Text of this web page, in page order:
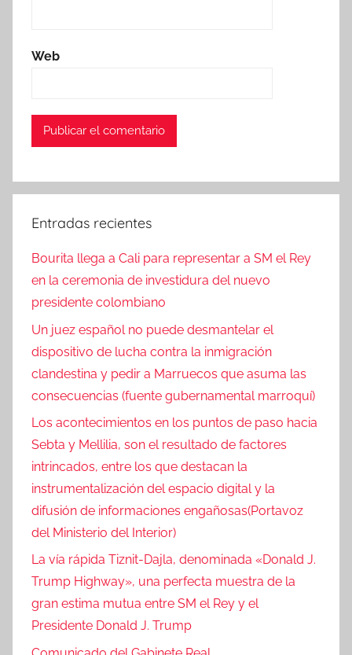
Web
Entradas recientes
Bourita llega a Cali para representar a SM el Rey
en la ceremonia de investidura del nuevo
presidente colombiano
Un juez español no puede desmantelar el
dispositivo de lucha contra la inmigración
clandestina y pedir a Marruecos que asuma las
consecuencias (fuente gubernamental marroquí)
Los acontecimientos en los puntos de paso hacia
Sebta y Mellilia, son el resultado de factores
intrincados, entre los que destacan la
instrumentalización del espacio digital y la
difusión de informaciones engañosas(Portavoz
del Ministerio del Interior)
La vía rápida Tiznit-Dajla, denominada «Donald J.
Trump Highway», una perfecta muestra de la
gran estima mutua entre SM el Rey y el
Presidente Donald J. Trump